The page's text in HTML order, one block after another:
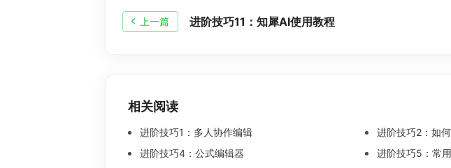
上一篇 进阶技巧11：知犀AI使用教程
相关阅读
进阶技巧1：多人协作编辑 进阶技巧2：如
进阶技巧4：公式编辑器
进阶技巧5：常